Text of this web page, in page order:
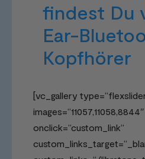
findest Du
Ear-
Kopfhörer
[vc_gallery
onclick=“custom_link“